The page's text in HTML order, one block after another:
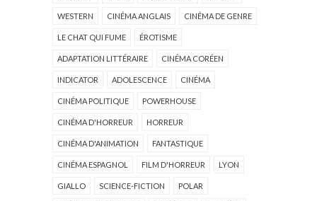
WESTERN CINÉMA ANGLAIS CINÉMA DE GENRE
LE CHAT QUI FUME ÉROTISME
ADAPTATION LITTÉRAIRE CINÉMA CORÉEN
INDICATOR ADOLESCENCE CINÉMA
CINÉMA POLITIQUE POWERHOUSE
CINÉMA D'HORREUR HORREUR
CINÉMA D'ANIMATION FANTASTIQUE
CINÉMA ESPAGNOL FILM D'HORREUR LYON
GIALLO SCIENCE-FICTION POLAR